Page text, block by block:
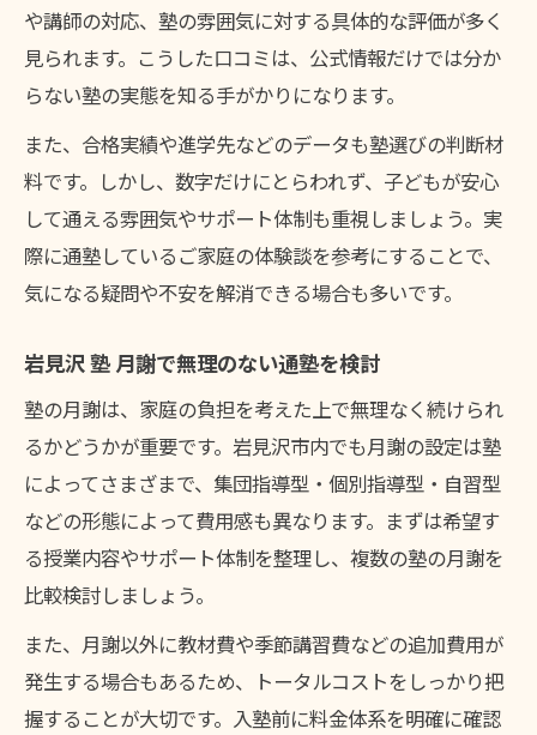
や講師の対応、塾の雰囲気に対する具体的な評価が多く
見られます。こうした口コミは、公式情報だけでは分か
らない塾の実態を知る手がかりになります。
また、合格実績や進学先などのデータも塾選びの判断材
料です。しかし、数字だけにとらわれず、子どもが安心
して通える雰囲気やサポート体制も重視しましょう。実
際に通塾しているご家庭の体験談を参考にすることで、
気になる疑問や不安を解消できる場合も多いです。
岩見沢 塾 月謝で無理のない通塾を検討
塾の月謝は、家庭の負担を考えた上で無理なく続けられ
るかどうかが重要です。岩見沢市内でも月謝の設定は塾
によってさまざまで、集団指導型・個別指導型・自習型
などの形態によって費用感も異なります。まずは希望す
る授業内容やサポート体制を整理し、複数の塾の月謝を
比較検討しましょう。
また、月謝以外に教材費や季節講習費などの追加費用が
発生する場合もあるため、トータルコストをしっかり把
握することが大切です。入塾前に料金体系を明確に確認